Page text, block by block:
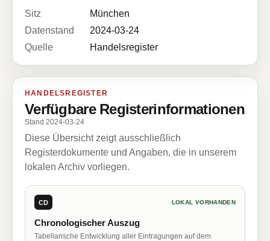
Sitz
München
Datenstand
2024-03-24
Quelle
Handelsregister
HANDELSREGISTER
Verfügbare Registerinformationen
Stand 2024-03-24
Diese Übersicht zeigt ausschließlich
Registerdokumente und Angaben, die in unserem
lokalen Archiv vorliegen.
CD LOKAL VORHANDEN
Chronologischer Auszug
Tabellarische Entwicklung aller Eintragungen auf dem